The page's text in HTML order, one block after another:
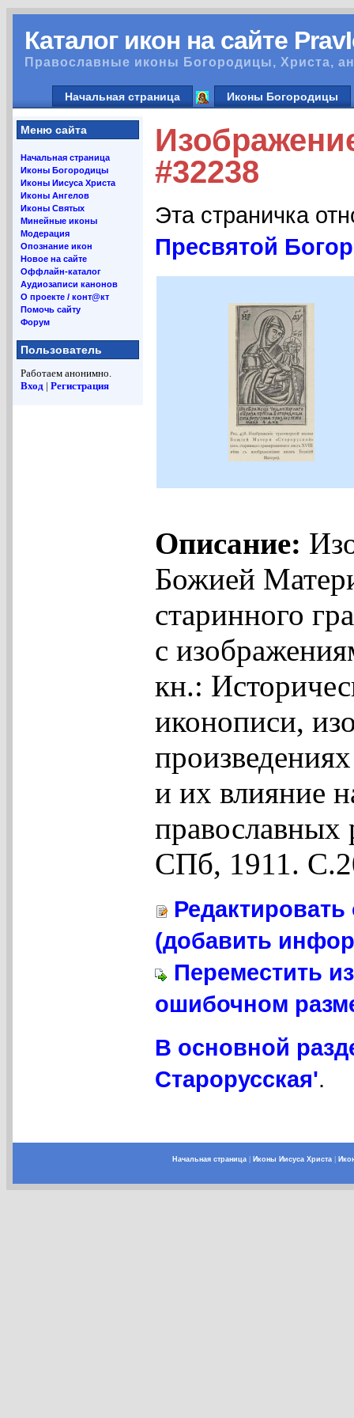
Каталог икон на сайте
Православные иконы Богородицы, Христа,
Начальная страница Иконы Богородицы
Меню сайта
Начальная страница
Иконы Богородицы
Иконы Иисуса Христа
Иконы Ангелов
Иконы Святых
Минейные иконы
Модерация
Опознание икон
Новое на сайте
Оффлайн-каталог
Аудиозаписи канонов
О проекте / конт@кт
Помочь сайту
Форум
Пользователь
Работаем анонимно.
Вход | Регистрация
#32238
Эта страничка
Пресвятой
Описание:
Божией
старинного
с
кн.:
иконописи,
и их влияние
СПб, 1911.
(добавить
Переместить
ошибочном
В основной
Старорусская'.
Начальная страница| Иконы Иисуса Христа|